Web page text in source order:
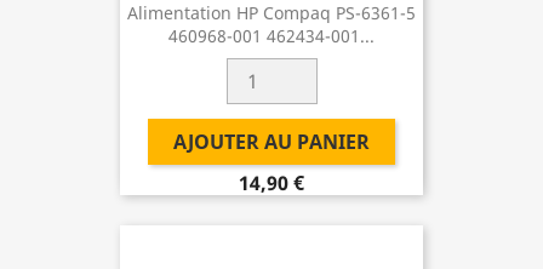
Alimentation HP Compaq PS-6361-5
460968-001 462434-001...
AJOUTER AU PANIER
14,90 €